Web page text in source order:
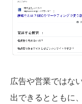
広告や営業ではな
出できるとともに